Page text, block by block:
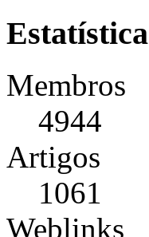
Estatística
Membros
4944
Artigos
1061
Weblinks